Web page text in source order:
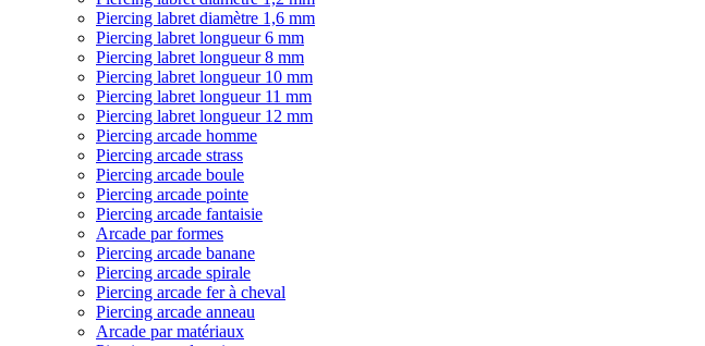
Piercing labret diamètre 1,6 mm
Piercing labret longueur 6 mm
Piercing labret longueur 8 mm
Piercing labret longueur 10 mm
Piercing labret longueur 11 mm
Piercing labret longueur 12 mm
Piercing arcade homme
Piercing arcade strass
Piercing arcade boule
Piercing arcade pointe
Piercing arcade fantaisie
Arcade par formes
Piercing arcade banane
Piercing arcade spirale
Piercing arcade fer à cheval
Piercing arcade anneau
Arcade par matériaux